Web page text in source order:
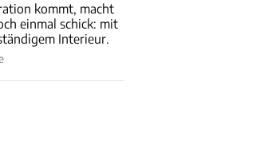
kommt, macht
einmal schick: mit
Interieur.